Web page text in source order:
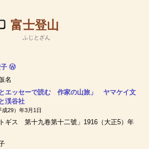
富士登山
ふじとざん
Ⓦ
名
とエッセーで読む 作家の山旅」 ヤマケイ文
渓谷社
成29）年3月1日
トギス 第十九卷第十二號」1916（大正5）年